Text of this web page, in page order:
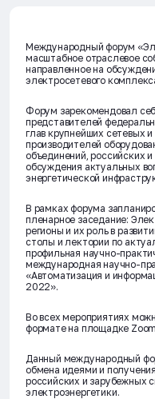
Международный форум
масштабное отраслевое
направленное на
электросетевого
Форум зарекомендовал
представителей
глав крупнейших сетевых
производителей
объединений, российских
обсуждения актуальных
энергетической
В рамках форума
пленарное заседание:
регионы и их роль в
столы и лектории по
профильная научно-
международная научно-
«Автоматизация и
2022».
Во всех мероприятиях
формате на площадке
Данный международный
обмена идеями и
российских и зарубежных
электроэнергетики.